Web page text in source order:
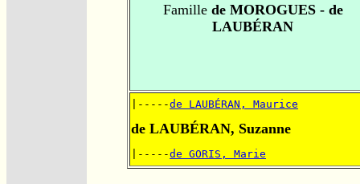
Famillede MOROGUES - de
LAUBÉRAN
|-----de LAUBÉRAN, Maurice
de LAUBÉRAN, Suzanne
|-----de GORIS, Marie